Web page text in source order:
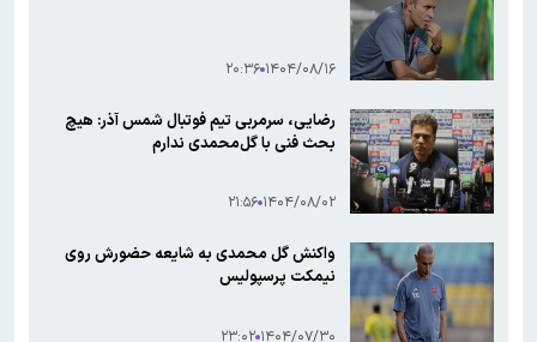
۱۴۰۴/۰۸/۱۶ ۲۰:۳۶
رضایی، سرمربی تیم فوتبال شمس آذر: هیچ
بحث فنی با گل‌محمدی ندارم
۱۴۰۴/۰۸/۰۲ ۲۱:۵۶
واکنش گل محمدی به شایعه حضورش روی
نیمکت پرسپولیس
۱۴۰۴/۰۷/۳۰ ۲۳:۰۲